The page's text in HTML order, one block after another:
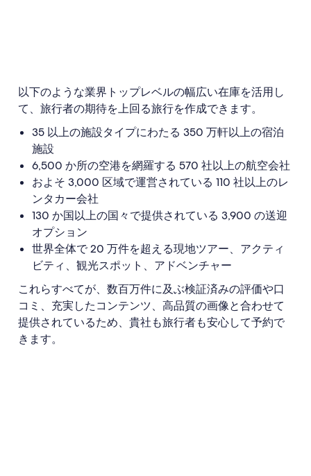
以下のような業界トップレベルの幅広い在庫を活用し
て、旅行者の期待を上回る旅行を作成できます。
35 以上の施設タイプにわたる 350 万軒以上の宿泊
施設
6,500 か所の空港を網羅する 570 社以上の航空会社
およそ 3,000 区域で運営されている 110 社以上のレ
ンタカー会社
130 か国以上の国々で提供されている 3,900 の送迎
オプション
世界全体で 20 万件を超える現地ツアー、アクティ
ビティ、観光スポット、アドベンチャー
これらすべてが、数百万件に及ぶ検証済みの評価や口
コミ、充実したコンテンツ、高品質の画像と合わせて
提供されているため、貴社も旅行者も安心して予約で
きます。